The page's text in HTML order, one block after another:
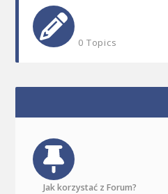
0 Topics
Jak korzystać z Forum?